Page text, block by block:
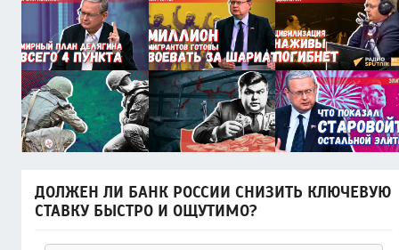
ДОЛЖЕН ЛИ БАНК РОССИИ СНИЗИТЬ КЛЮЧЕВУЮ
СТАВКУ БЫСТРО И ОЩУТИМО?